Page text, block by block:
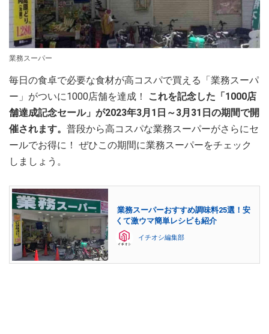
業務スーパー
毎日の食卓で必要な食材が高コスパで買える「業務スーパ
ー」がついに1000店舗を達成！
これを記念した「1000店
舗達成記念セール」が2023年3月1日～3月31日の期間で開
催されます。 普段から高コスパな業務スーパーがさらにセ
ールでお得に！ ぜひこの期間に業務スーパーをチェック
しましょう。
業務スーパーおすすめ調味料25選！安
くて激ウマ簡単レシピも紹介
イチオシ編集部